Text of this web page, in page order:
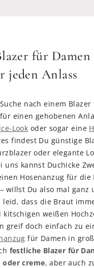
für
jeden Anlass
nach einem
einen gehobenen
Look oder sogar eine
findest Du günstige
oder elegante
uns kannst Duchicke
Hosenanzug für die
willst Du also mal ganz
dass die Braut
kitschigen weißen
greif doch einfach zu
für Damen in
festliche Blazer für
creme, aber auch